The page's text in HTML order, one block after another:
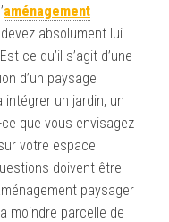
aménagement
absolument lui
ce qu’il s’agit d’une
d’un paysage
un jardin, un
que vous envisagez
votre espace
doivent être
paysager
moindre parcelle de